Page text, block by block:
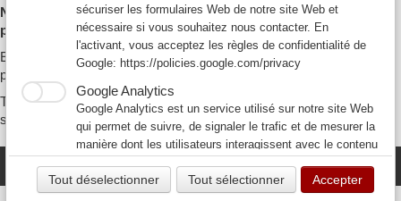
Nos prix sont parmis les plus bas de France et nous livrons
partout en France.
Expedition sous 24H après encaissement et à partir de 30 euros
pour la France et la Corse (Hors DOM-TOM)
Tous nos moteurs de hotte de cuisine professionnelle de restaurant
sont garantis 1 an pièce.
MOTEUR ESCARGOT
sécuriser les formulaires Web de notre site Web et
nécessaire si vous souhaitez nous contacter. En
l'activant, vous acceptez les règles de confidentialité de
Google: https://policies.google.com/privacy
Google Analytics
Google Analytics est un service utilisé sur notre site Web
qui permet de suivre, de signaler le trafic et de mesurer la
manière dont les utilisateurs interagissent avec le contenu
meilleurs services.
Tout déselectionner Tout sélectionner Accepter